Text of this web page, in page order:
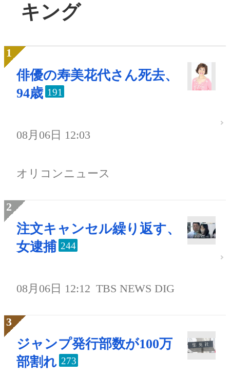
キング
俳優の寿美花代さん死去、
94歳 191
08月06日 12:03
オリコンニュース
注文キャンセル繰り返す、
女逮捕 244
08月06日 12:12 TBS NEWS DIG
ジャンプ発行部数が100万
部割れ 273